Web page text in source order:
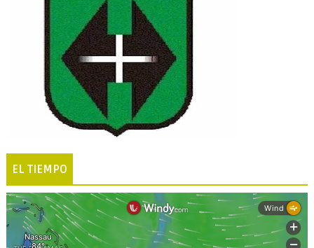
EL TIEMPO